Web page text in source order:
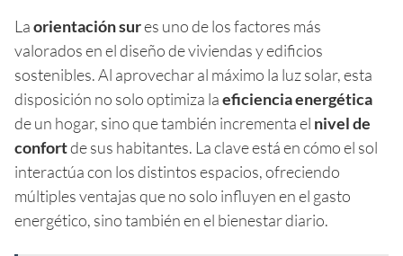
Laorientación sures uno de los factores más
valorados en el diseño de viviendas y edificios
sostenibles. Al aprovechar al máximo la luz solar, esta
disposición no solo optimiza laeficiencia energética
de un hogar, sino que también incrementa el nivel de
confortde sus habitantes. La clave está en cómo el sol
interactúa con los distintos espacios, ofreciendo
múltiples ventajas que no solo influyen en el gasto
energético, sino también en el bienestar diario.